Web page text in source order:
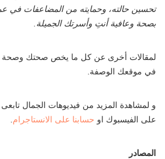
تحسين حالته، وحمايته من المضاعفات في
بصحة وعافية أنتِ وأسرتك الجميلة.
لمقالات أخرى عن كل ما يخص صحتك
في موقعك الوصفة.
و لمشاهدة المزيد من فيديوهات الجمال
على الفيسبوك او حسابنا على الانستاجرام
المصادر